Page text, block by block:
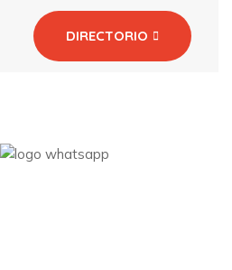
DIRECTORIO